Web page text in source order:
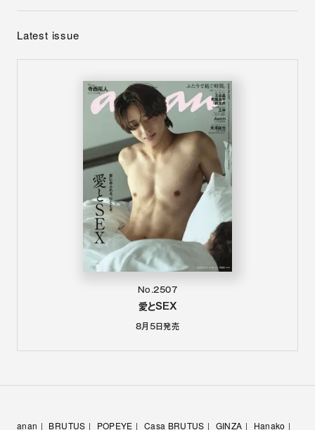
Latest issue
No.2507
愛とSEX
8月5日発売
anan BRUTUS POPEYE Casa BRUTUS GINZA Hanako